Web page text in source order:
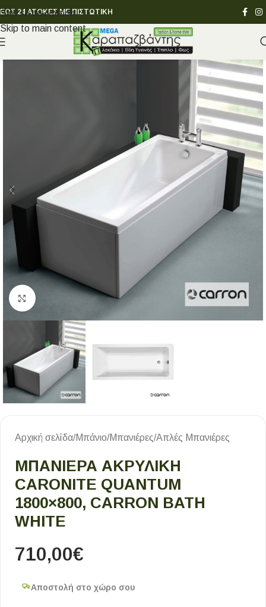
Skip to navigation
Skip to main content
ΕΩΣ 24 ΑΤΟΚΕΣ ΜΕ ΠΙΣΤΩΤΙΚΗ
Κλικ για μεγέθυνση
Αρχική σελίδα/Μπάνιο/Μπανιέρες/Απλές Μπανιέρες
ΜΠΑΝΙΈΡΑ ΑΚΡΥΛΙΚΉ
CARONITE QUANTUM
1800×800, CARRON BATH
WHITE
710,00€
Αποστολή στο χώρο σου